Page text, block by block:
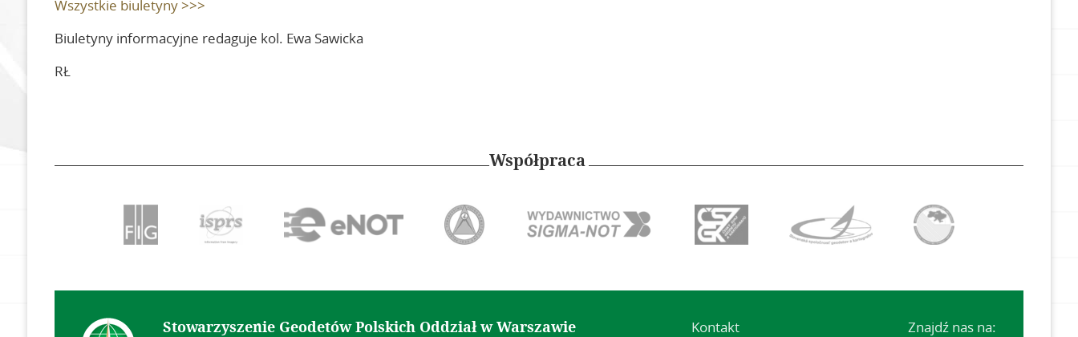
Wszystkie biuletyny >>>
Biuletyny informacyjne redaguje kol. Ewa Sawicka
RŁ
Współpraca
Stowarzyszenie Geodetów Polskich Oddział w Warszawie Kontakt Znajdź nas na: